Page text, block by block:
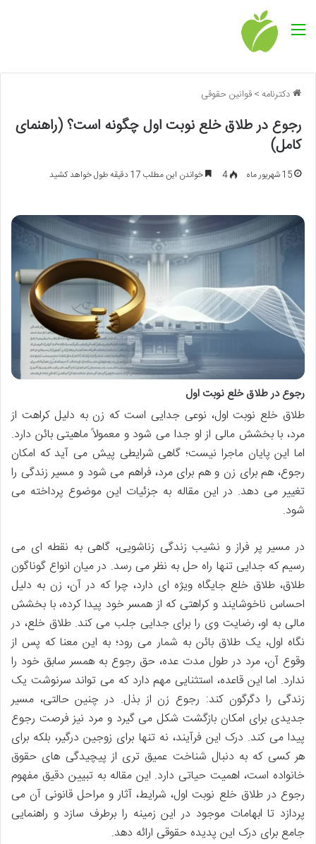
منو
دکترنامه >قوانین حقوقی
رجوع در طلاق خلع نوبت اول چگونه است؟ (راهنمای
کامل)
15 شهریور ماه 4 خواندن این مطلب 17 دقیقه طول خواهد کشید
رجوع در طلاق خلع نوبت اول
طلاق خلع نوبت اول، نوعی جدایی است که زن به دلیل کراهت از
مرد، با بخشش مالی از او جدا می شود و معمولاً ماهیتی بائن دارد.
اما این پایان ماجرا نیست؛ گاهی شرایطی پیش می آید که امکان
رجوع، هم برای زن و هم برای مرد، فراهم می شود و مسیر زندگی را
تغییر می دهد. در این مقاله به جزئیات این موضوع پرداخته می
شود.
در مسیر پر فراز و نشیب زندگی زناشویی، گاهی به نقطه ای می
رسیم که جدایی تنها راه حل به نظر می رسد. در میان انواع گوناگون
طلاق، طلاق خلع جایگاه ویژه ای دارد، چرا که در آن، زن به دلیل
احساس ناخوشایند و کراهتی که از همسر خود پیدا کرده، با بخشش
مالی به او، رضایت وی را برای جدایی جلب می کند. طلاق خلع، در
نگاه اول، یک طلاق بائن به شمار می رود؛ به این معنا که پس از
وقوع آن، مرد در طول مدت عده، حق رجوع به همسر سابق خود را
ندارد. اما این قاعده، استثنایی مهم دارد که می تواند سرنوشت یک
زندگی را دگرگون کند: رجوع زن از بذل. در چنین حالتی، مسیر
جدیدی برای امکان بازگشت شکل می گیرد و مرد نیز فرصت رجوع
پیدا می کند. درک این فرآیند، نه تنها برای زوجین درگیر، بلکه برای
هر کسی که به دنبال شناخت عمیق تری از پیچیدگی های حقوق
خانواده است، اهمیت حیاتی دارد. این مقاله به تبیین دقیق مفهوم
رجوع در طلاق خلع نوبت اول، شرایط، آثار و مراحل قانونی آن می
پردازد تا ابهامات موجود در این زمینه را برطرف سازد و راهنمایی
جامع برای درک این پدیده حقوقی ارائه دهد.